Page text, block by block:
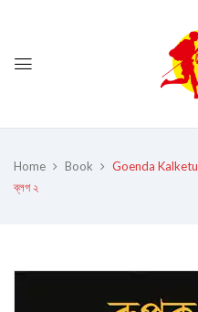
Home Book
Goenda Kalketu
ব্লগ ২